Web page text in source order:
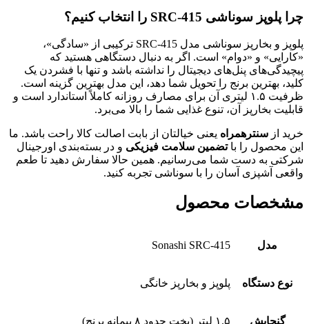
چرا پلوپز سوناشی SRC-415 را انتخاب کنیم؟
پلوپز و بخارپز سوناشی مدل SRC-415 ترکیبی از «سادگی»،
«کارایی» و «دوام» است. اگر به دنبال دستگاهی هستید که
پیچیدگی‌های پنل‌های دیجیتال را نداشته باشد و تنها با فشردن یک
کلید، بهترین برنج را تحویل شما دهد، این مدل بهترین گزینه است.
ظرفیت ۱.۵ لیتری آن برای مصارف روزانه کاملاً استاندارد است و
قابلیت بخارپز آن، تنوع غذایی شما را بالا می‌برد.
خرید از سنترهمراه یعنی خیالتان از بابت اصالت کالا راحت باشد. ما
این محصول را باتضمین سلامت فیزیکی و در بسته‌بندی اورجینال
شرکتی به دست شما می‌رسانیم. همین حالا سفارش دهید تا طعم
واقعی آشپزی آسان را با سوناشی تجربه کنید.
مشخصات محصول
مدل Sonashi SRC-415
نوع دستگاه پلوپز و بخارپز خانگی
گنجایش ۱.۵ لیتر (پخت حدود ۸ پیمانه برنج)